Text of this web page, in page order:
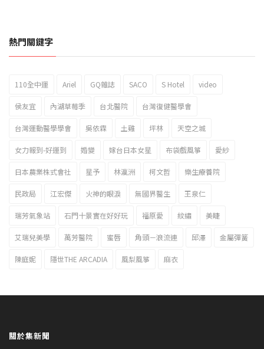
2023新北市北海岸國際風箏節「風在石起」霸氣回歸
熱門關鍵字
110全中運 Ariel GQ雜誌 SACO S Hotel video
侯友宜 內湖草莓季 台北醫院 台灣復健醫學會
台灣運動醫學學會 吳依霖 土雞 坪林 天空之城
女力報到-好運到 婚變 嫁台日本女星 布袋戲風箏 愛紗
日本農業株式會社 星予 林瀛洲 柯文哲 樂生療養院
民政局 江宏傑 火神的眼淚 無國界醫生 王泉仁
瑞芳氣象站 石門十景實在好好玩 福原愛 紋繡 美睫
艾瑞兒美學 萬芳醫院 蜜唇 角頭－浪流連 邱澤 金屬彈簧
陳庭妮 隱世THE ARCADIA 風梨風箏 麻衣
關於集新聞